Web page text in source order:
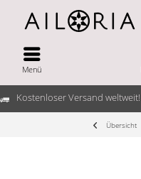
Kostenloser Versand weltweit!
Menü
Übersicht